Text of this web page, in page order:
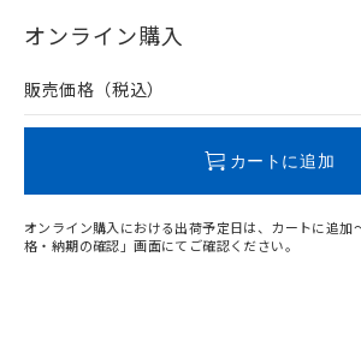
オンライン購入
販売価格（税込）
カートに追加
オンライン購入における出荷予定日は、カートに追加
格・納期の確認」画面にてご確認ください。
指します。
るもので、過去に遡って非含有を
ものではありません。
また、RoHS指令のフタル酸エ
物質の対応では、対応完了まで
荷製品に未対応品が混在するこ
欄に対応日を記載しておりました
り、2022年1月12日より割愛し
す。